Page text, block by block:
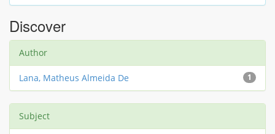
Discover
Author
1
Lana, Matheus Almeida De
Subject